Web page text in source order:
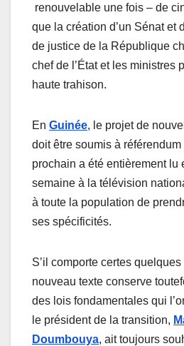
renouvelable une fois – de
que la création d’un Sénat et
de justice de la République
chef de l’État et les ministres
haute trahison.
En Guinée, le projet de
doit être soumis à
prochain a été entièrement lu
semaine à la télévision
à toute la population de
ses spécificités.
S’il comporte certes
nouveau texte conserve
des lois fondamentales qui
le président de la transition,
Doumbouya, ait toujours